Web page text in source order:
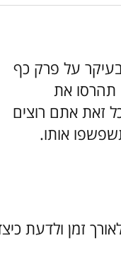
על פרק כף
תהרסו את
זאת אתם רוצים
אותו.
זמן ולדעת